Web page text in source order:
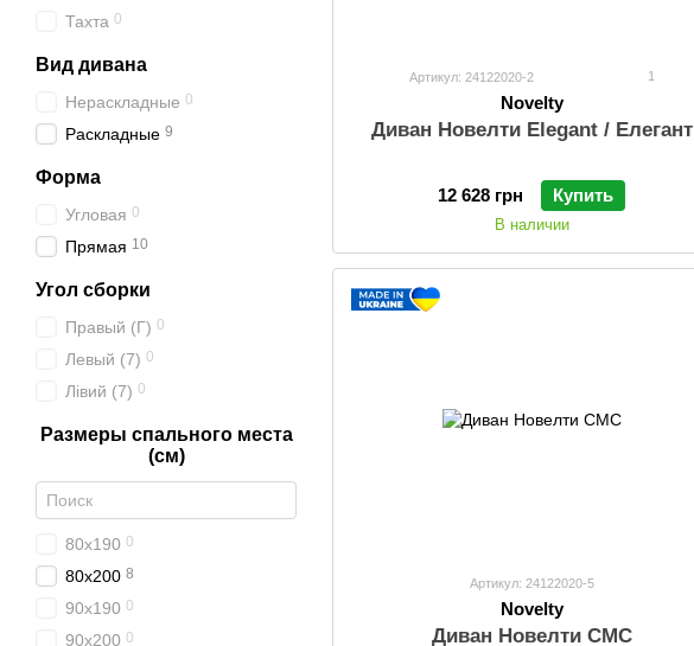
Артикул: 24122020-2 1
Novelty
Диван Новелти Elegant / Елегант
12 628 грн Купить
В наличии
Артикул: 24122020-5
Novelty
Диван Новелти СМС
Тахта 0
Вид дивана
Нераскладные 0
Раскладные 9
Форма
Угловая 0
Прямая 10
Угол сборки
Правый (Г) 0
Левый (7) 0
Лівий (7) 0
Размеры спального места
(см)
80x190 0
80x200 8
90x190 0
90x200 0